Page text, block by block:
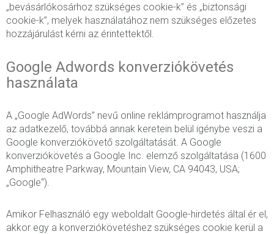
„bevásárlókosárhoz szükséges cookie-k” és „biztonsági
cookie-k”, melyek használatához nem szükséges előzetes
hozzájárulást kérni az érintettektől.
Google Adwords konverziókövetés
használata
A „Google AdWords” nevű online reklámprogramot használja
az adatkezelő, továbbá annak keretein belül igénybe veszi a
Google konverziókövető szolgáltatását. A Google
konverziókövetés a Google Inc. elemző szolgáltatása (1600
Amphitheatre Parkway, Mountain View, CA 94043, USA;
„Google“).
Amikor Felhasználó egy weboldalt Google-hirdetés által ér el,
akkor egy a konverziókövetéshez szükséges cookie kerül a